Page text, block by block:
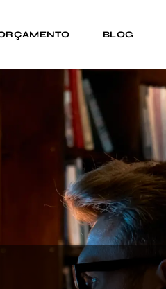
BLOG